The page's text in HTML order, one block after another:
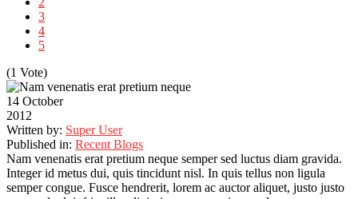
3
4
5
(1 Vote)
14 October
2012
Written by: Super User
Published in: Recent Blogs
Nam venenatis erat pretium neque semper sed luctus diam gravida.
Integer id metus dui, quis tincidunt nisl. In quis tellus non ligula
semper congue. Fusce hendrerit, lorem ac auctor aliquet, justo justo